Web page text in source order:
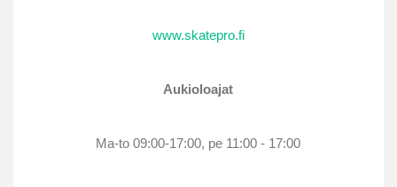
www.skatepro.fi
Aukioloajat
Ma-to 09:00-17:00, pe 11:00 - 17:00